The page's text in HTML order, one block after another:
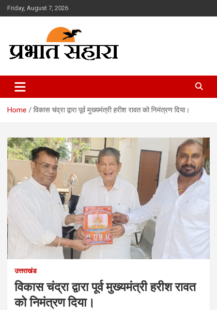
Skip
to
Friday, August 7, 2026
Prabhat Sahara
Home विकास चंद्रा द्वारा पूर्व मुख्यमंत्री हरीश रावत को निमंत्रण दिया।
उत्तराखंड
विकास चंद्रा द्वारा पूर्व मुख्यमंत्री हरीश रावत
को निमंत्रण दिया।